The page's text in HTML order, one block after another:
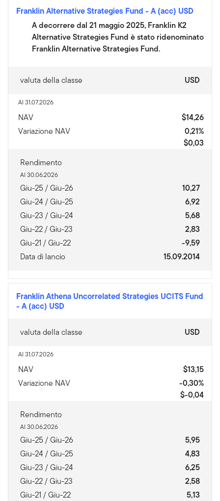
Franklin Alternative Strategies Fund - A (acc) USD
A decorrere dal 21 maggio 2025, Franklin K2
Alternative Strategies Fund è stato ridenominato
Franklin Alternative Strategies Fund.
valuta della classe USD
Al 31.07.2026
NAV
$14,26
Variazione NAV
0,21%
$0,03
Rendimento
Al 30.06.2026
Giu-25 / Giu-26
10,27
Giu-24 / Giu-25
6,92
Giu-23 / Giu-24
5,68
Giu-22 / Giu-23
2,83
Giu-21 / Giu-22
-9,59
Data di lancio
15.09.2014
Franklin Athena Uncorrelated Strategies UCITS Fund
- A (acc) USD
valuta della classe USD
Al 31.07.2026
NAV
$13,15
Variazione NAV
-0,30%
$-0,04
Rendimento
Al 30.06.2026
Giu-25 / Giu-26
5,95
Giu-24 / Giu-25
4,83
Giu-23 / Giu-24
6,25
Giu-22 / Giu-23
2,58
Giu-21 / Giu-22
5,13